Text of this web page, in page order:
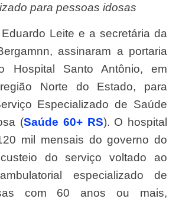
para pessoas idosas
assinaram a portaria
Hospital Santo Antônio, em
Norte do Estado, para
Especializado de Saúde
(Saúde 60+ RS). O hospital
mil mensais do governo do
do serviço voltado ao
especializado de
com 60 anos ou mais,